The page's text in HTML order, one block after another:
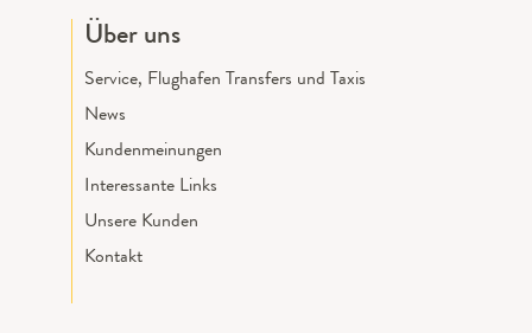
Über uns
Service, Flughafen Transfers und Taxis
News
Kundenmeinungen
Interessante Links
Unsere Kunden
Kontakt